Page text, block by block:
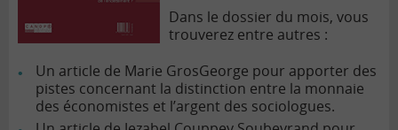
Dans le dossier du mois, vous
trouverez entre autres :
Un article de Marie GrosGeorge pour apporter des
pistes concernant la distinction entre la monnaie
des économistes et l’argent des sociologues.